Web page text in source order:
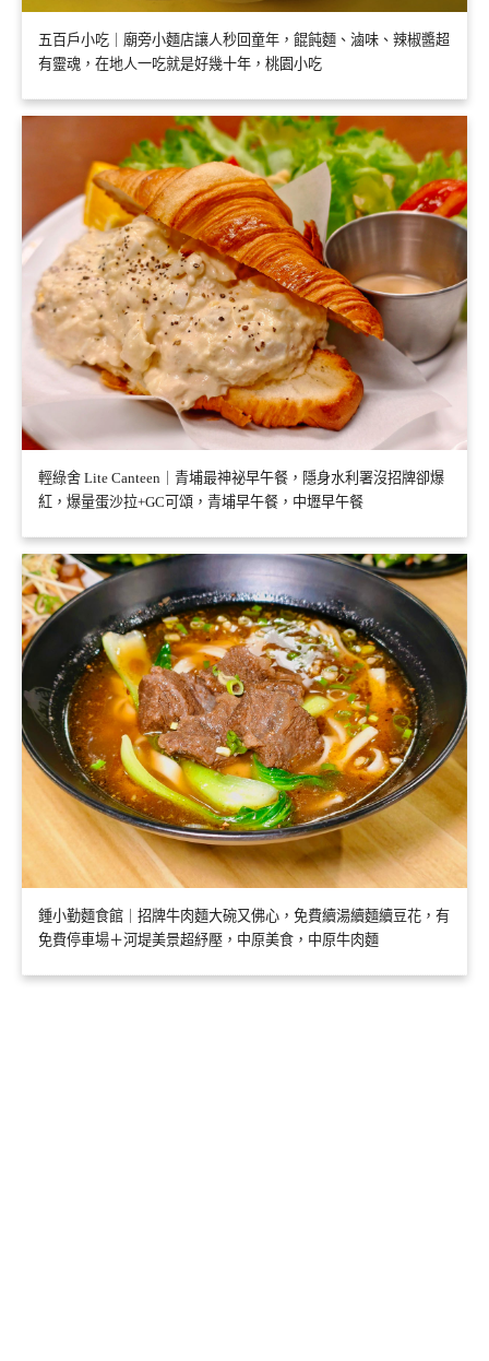
五百戶小吃｜廟旁小麵店讓人秒回童年，餛飩麵、滷味、辣椒醬超
有靈魂，在地人一吃就是好幾十年，桃園小吃
輕綠舍 Lite Canteen｜青埔最神祕早午餐，隱身水利署沒招牌卻爆
紅，爆量蛋沙拉+GC可頌，青埔早午餐，中壢早午餐
鍾小勤麵食館｜招牌牛肉麵大碗又佛心，免費續湯續麵續豆花，有
免費停車場＋河堤美景超紓壓，中原美食，中原牛肉麵